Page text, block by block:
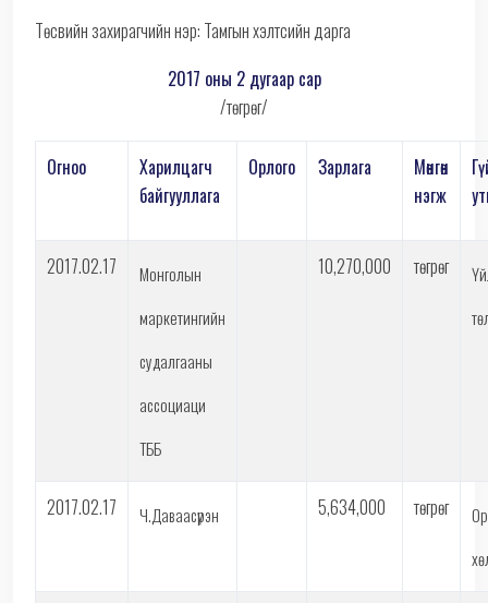
Төсвийн захирагчийн нэр: Тамгын хэлтсийн дарга
2017 оны 2 дугаар сар
/төгрөг/
Огноо
Харилцагч
байгууллага
Орлого Зарлага
Мөнгөн
нэгж
2017.02.17
Монголын
маркетингийн
судалгааны
ассоциаци
ТББ
10,270,000 төгрөг
2017.02.17 Ч.Даваасүрэн 5,634,000 төгрөг